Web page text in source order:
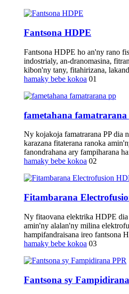
Fantsona HDPE
Fantsona HDPE ho an'ny rano
indostrialy, an-dranomasina,
kibon'ny tany, fitahirizana,
hamaky bebe kokoa 01
fametahana famatrarana
Ny kojakoja famatrarana PP dia
karazana fitaterana ranoka
fanondrahana ary fampiharana
hamaky bebe kokoa 02
Fitambarana
Ny fitaovana elektrika HDPE dia
amin'ny alalan'ny milina
hampifandraisana ireo fantsona
hamaky bebe kokoa 03
Fantsona sy